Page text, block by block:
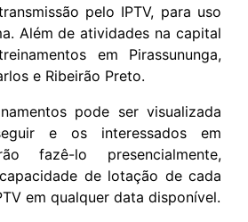
pelo IPTV, para uso
Além de atividades na capital
em Pirassununga,
e Ribeirão Preto.
pode ser visualizada
e os interessados em
fazê-lo presencialmente,
de lotação de cada
em qualquer data disponível.